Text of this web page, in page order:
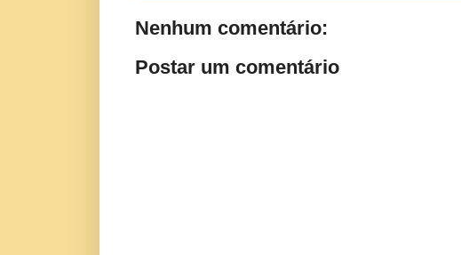
Nenhum comentário:
Postar um comentário